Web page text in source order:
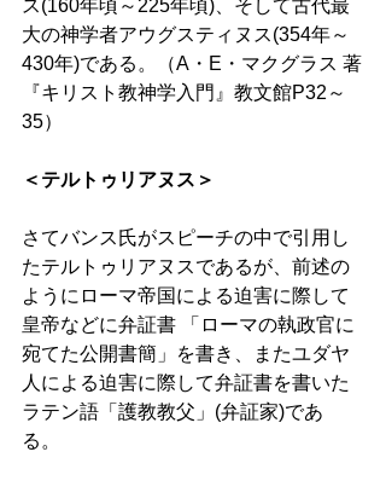
ス(160年頃～225年頃)、そして古代最
大の神学者アウグスティヌス(354年～
430年)である。（A・E・マクグラス 著
『キリスト教神学入門』教文館P32～
35）
＜テルトゥリアヌス＞
さてバンス氏がスピーチの中で引用し
たテルトゥリアヌスであるが、前述の
ようにローマ帝国による迫害に際して
皇帝などに弁証書 「ローマの執政官に
宛てた公開書簡」を書き、またユダヤ
人による迫害に際して弁証書を書いた
ラテン語「護教教父」(弁証家)であ
る。